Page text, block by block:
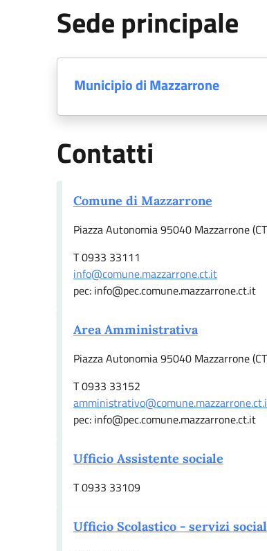
Sede principale
Municipio di Mazzarrone
Contatti
Comune di Mazzarrone
Piazza Autonomia 95040 Mazzarrone
T 0933 33111
info@comune.mazzarrone.ct.it
pec: info@pec.comune.mazzarrone.ct.it
Area Amministrativa
Piazza Autonomia 95040 Mazzarrone
T 0933 33152
pec: info@pec.comune.mazzarrone.ct.it
Ufficio Assistente sociale
T 0933 33109
Ufficio Scolastico - servizi